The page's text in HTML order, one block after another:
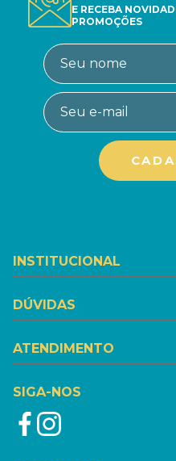
E RECEBA
PROMOÇÕES
INSTITUCIONAL
DÚVIDAS
ATENDIMENTO
SIGA-NOS